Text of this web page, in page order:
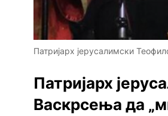
Патријарх јерусалимски
Патријарх
Васкрсења да